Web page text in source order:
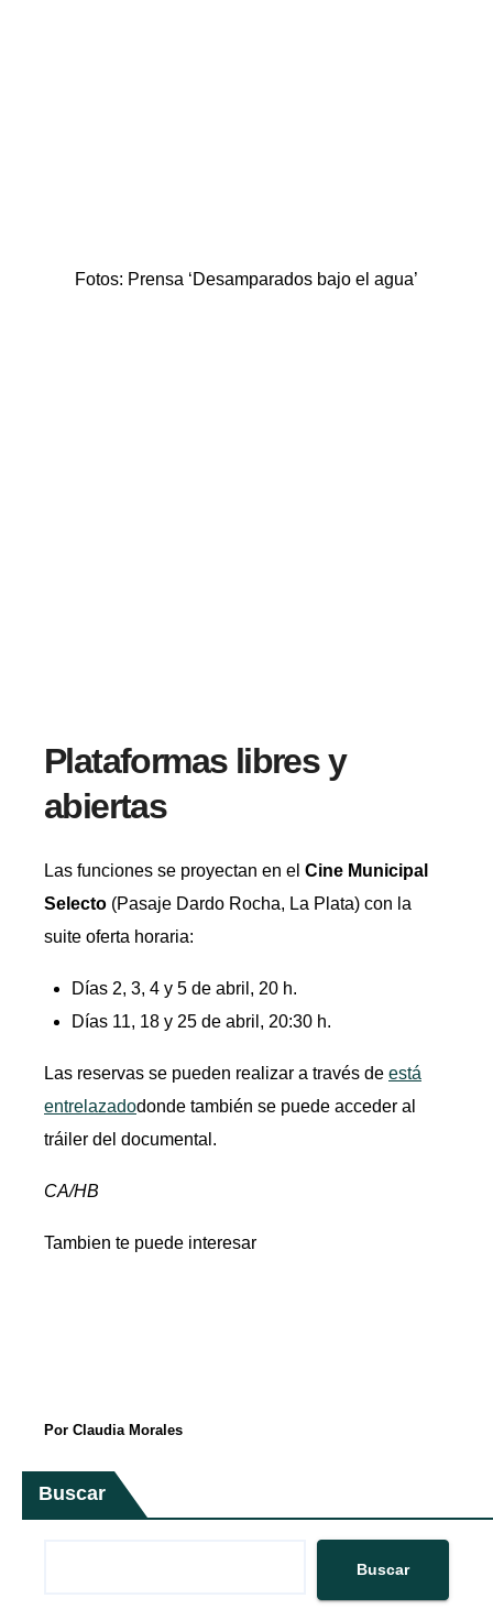
Fotos: Prensa ‘Desamparados bajo el agua’
Plataformas libres y
abiertas
Las funciones se proyectan en el Cine Municipal
Selecto (Pasaje Dardo Rocha, La Plata) con la
suite oferta horaria:
Días 2, 3, 4 y 5 de abril, 20 h.
Días 11, 18 y 25 de abril, 20:30 h.
Las reservas se pueden realizar a través de está
entrelazadodonde también se puede acceder al
tráiler del documental.
CA/HB
Tambien te puede interesar
Por Claudia Morales
Buscar
Buscar